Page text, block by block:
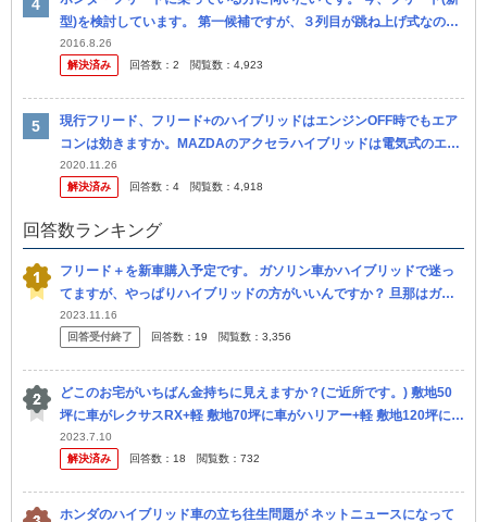
型)を検討しています。 第一候補ですが、３列目が跳ね上げ式なのが
邪魔じゃないかと気になっています。 ２列目の人にも圧迫感を与え...
2016.8.26
解決済み
回答数： 2 閲覧数： 4,923
現行フリード、フリード+のハイブリッドはエンジンOFF時でもエア
コンは効きますか。MAZDAのアクセラハイブリッドは電気式のエア
コンなので、EVモードでも効いていた気がします。
2020.11.26
解決済み
回答数： 4 閲覧数： 4,918
回答数ランキング
フリード＋を新車購入予定です。 ガソリン車かハイブリッドで迷っ
てますが、やっぱりハイブリッドの方がいいんですか？ 旦那はガソ
リン車でいいかなと。ステップワゴンくらいになればハイブリッドが
いいと...
2023.11.16
回答受付終了
回答数： 19 閲覧数： 3,356
どこのお宅がいちばん金持ちに見えますか？(ご近所です。) 敷地50
坪に車がレクサスRX+軽 敷地70坪に車がハリアー+軽 敷地120坪に車
フリード+軽
2023.7.10
解決済み
回答数： 18 閲覧数： 732
ホンダのハイブリッド車の立ち往生問題が ネットニュースになって